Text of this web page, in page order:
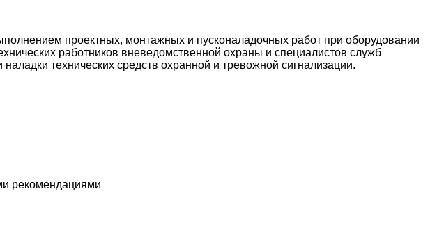
проектных, монтажных и пусконаладочных работ при оборудовании
работников вневедомственной охраны и специалистов служб
технических средств охранной и тревожной сигнализации.
рекомендациями